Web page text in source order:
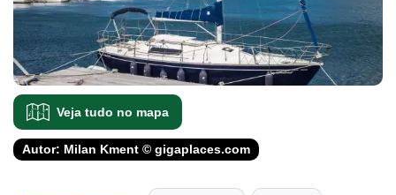
Veja tudo no mapa
Autor: Milan Kment © gigaplaces.com